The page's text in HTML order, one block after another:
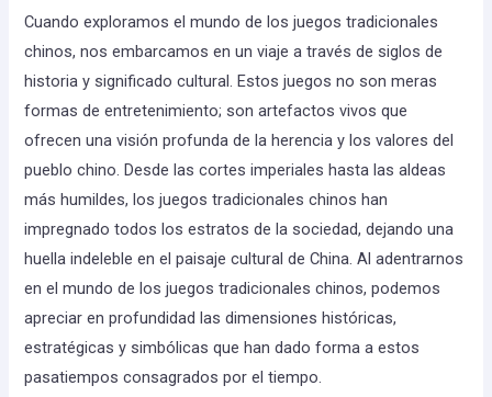
Cuando exploramos el mundo de los juegos tradicionales
chinos, nos embarcamos en un viaje a través de siglos de
historia y significado cultural. Estos juegos no son meras
formas de entretenimiento; son artefactos vivos que
ofrecen una visión profunda de la herencia y los valores del
pueblo chino. Desde las cortes imperiales hasta las aldeas
más humildes, los juegos tradicionales chinos han
impregnado todos los estratos de la sociedad, dejando una
huella indeleble en el paisaje cultural de China. Al adentrarnos
en el mundo de los juegos tradicionales chinos, podemos
apreciar en profundidad las dimensiones históricas,
estratégicas y simbólicas que han dado forma a estos
pasatiempos consagrados por el tiempo.